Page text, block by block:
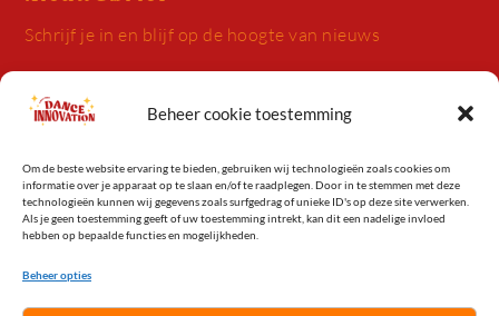
Beheer cookie toestemming
Om de beste website ervaring te bieden, gebruiken wij technologieën zoals cookies om
informatie over je apparaat op te slaan en/of te raadplegen. Door in te stemmen met deze
technologieën kunnen wij gegevens zoals surfgedrag of unieke ID's op deze site verwerken.
Als je geen toestemming geeft of uw toestemming intrekt, kan dit een nadelige invloed
hebben op bepaalde functies en mogelijkheden.
Beheer opties
Schrijf je in en blijf op de hoogte van nieuws
Inschrijven
Alternative:
© Dance Innovation 2026